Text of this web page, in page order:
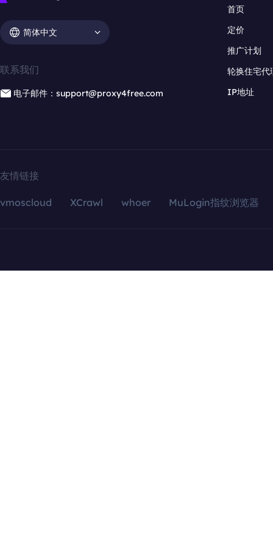
简体中文
联系我们
电子邮件：support@proxy4free.com
首页
定价
推广计划
轮换住宅代
IP地址
友情链接
vmoscloud XCrawl whoer MuLogin指纹浏览器